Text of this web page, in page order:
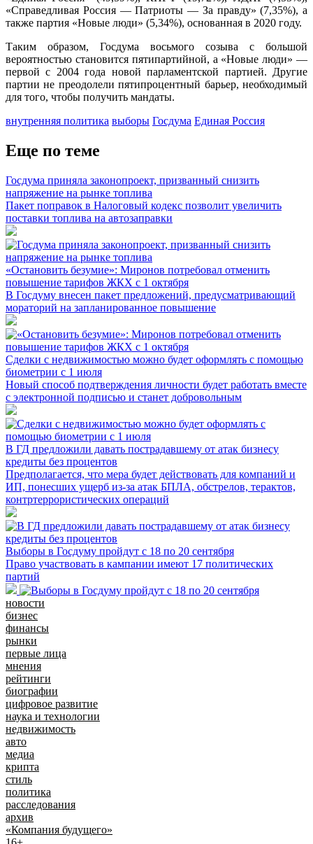
«Справедливая Россия — Патриоты — За правду» (7,35%), а
также партия «Новые люди» (5,34%), основанная в 2020 году.
Таким образом, Госдума восьмого созыва с большой
вероятностью становится пятипартийной, а «Новые люди» —
первой с 2004 года новой парламентской партией. Другие
партии не преодолели пятипроцентный барьер, необходимый
для того, чтобы получить мандаты.
внутренняя политика выборы Госдума Единая Россия
Еще по теме
Госдума приняла законопроект, призванный снизить
напряжение на рынке топлива
Пакет поправок в Налоговый кодекс позволит увеличить
поставки топлива на автозаправки
«Остановить безумие»: Миронов потребовал отменить
повышение тарифов ЖКХ с 1 октября
В Госдуму внесен пакет предложений, предусматривающий
мораторий на запланированное повышение
Сделки с недвижимостью можно будет оформлять с помощью
биометрии с 1 июля
Новый способ подтверждения личности будет работать вместе
с электронной подписью и станет добровольным
В ГД предложили давать пострадавшему от атак бизнесу
кредиты без процентов
Предполагается, что мера будет действовать для компаний и
ИП, понесших ущерб из-за атак БПЛА, обстрелов, терактов,
контртеррористических операций
Выборы в Госдуму пройдут с 18 по 20 сентября
Право участвовать в кампании имеют 17 политических
партий
новости
бизнес
финансы
рынки
первые лица
мнения
рейтинги
биографии
цифровое развитие
наука и технологии
недвижимость
авто
медиа
крипта
стиль
политика
расследования
архив
«Компания будущего»